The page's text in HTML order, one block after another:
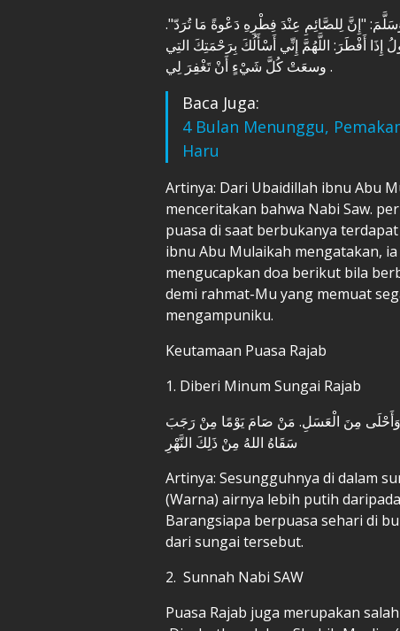
"إِنَّ لِلصَّائِمِ عِنْدَ فِطْرِهِ دَعْوةً مَا تُرَدّ".
أَفْطَرَ: اللَّهُمَّ إِنِّي أَسْأَلُكَ بِرَحْمَتِكَ التِي
وسعَتْ كُلَّ شَيْءٍ أَنْ تَغْفِرَ لِي .
Baca Juga:
4 Bulan Menunggu,
Haru
Artinya: Dari Ubaidillah ibnu Abu
menceritakan bahwa Nabi Saw.
puasa di saat berbukanya
ibnu Abu Mulaikah mengatakan,
mengucapkan doa berikut bila
demi rahmat-Mu yang memuat
mengampuniku.
Keutamaan Puasa Rajab
1. Diberi Minum Sungai Rajab
وَأَحْلَى مِنَ الْعَسَلِ. مَنْ صَامَ يَوْمًا مِنْ رَجَبَ
سَقَاهُ اللهُ مِنْ ذَلِكَ النَّهْرِ
Artinya: Sesungguhnya di dalam
(Warna) airnya lebih putih
Barangsiapa berpuasa sehari di
dari sungai tersebut.
2. Sunnah Nabi SAW
Puasa Rajab juga merupakan